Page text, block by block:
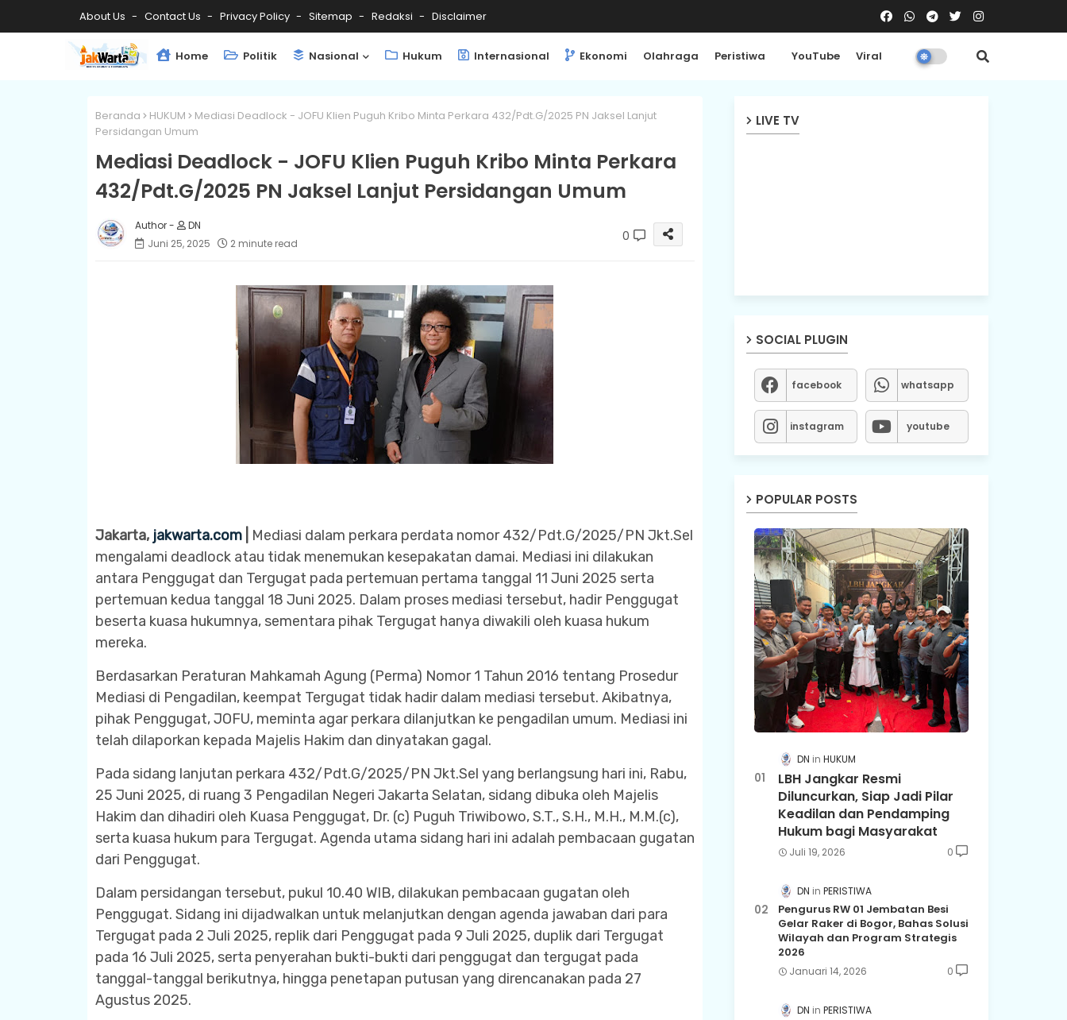
About Us Contact Us Privacy Policy Sitemap Redaksi Disclaimer
Home Politik Nasional Hukum Internasional Ekonomi Olahraga Peristiwa YouTube Viral
Beranda HUKUM
Mediasi Deadlock - JOFU Klien Puguh Kribo Minta Perkara 432/Pdt.G/2025 PN Jaksel Lanjut
Persidangan Umum
Mediasi Deadlock - JOFU Klien Puguh Kribo Minta Perkara
432/Pdt.G/2025 PN Jaksel Lanjut Persidangan Umum
DN
Juni 25, 2025
2 minute read 0
Jakarta, jakwarta.com|
Mediasi dalam perkara perdata nomor 432/Pdt.G/2025/PN Jkt.Sel
mengalami deadlock atau tidak menemukan kesepakatan damai. Mediasi ini dilakukan
antara Penggugat dan Tergugat pada pertemuan pertama tanggal 11 Juni 2025 serta
pertemuan kedua tanggal 18 Juni 2025. Dalam proses mediasi tersebut, hadir Penggugat
beserta kuasa hukumnya, sementara pihak Tergugat hanya diwakili oleh kuasa hukum
mereka.
Berdasarkan Peraturan Mahkamah Agung (Perma) Nomor 1 Tahun 2016 tentang Prosedur
Mediasi di Pengadilan, keempat Tergugat tidak hadir dalam mediasi tersebut. Akibatnya,
pihak Penggugat, JOFU, meminta agar perkara dilanjutkan ke pengadilan umum. Mediasi ini
telah dilaporkan kepada Majelis Hakim dan dinyatakan gagal.
Pada sidang lanjutan perkara 432/Pdt.G/2025/PN Jkt.Sel yang berlangsung hari ini, Rabu,
25 Juni 2025, di ruang 3 Pengadilan Negeri Jakarta Selatan, sidang dibuka oleh Majelis
Hakim dan dihadiri oleh Kuasa Penggugat, Dr. (c) Puguh Triwibowo, S.T., S.H., M.H., M.M.(c),
serta kuasa hukum para Tergugat. Agenda utama sidang hari ini adalah pembacaan gugatan
dari Penggugat.
Dalam persidangan tersebut, pukul 10.40 WIB, dilakukan pembacaan gugatan oleh
Penggugat. Sidang ini dijadwalkan untuk melanjutkan dengan agenda jawaban dari para
Tergugat pada 2 Juli 2025, replik dari Penggugat pada 9 Juli 2025, duplik dari Tergugat
pada 16 Juli 2025, serta penyerahan bukti-bukti dari penggugat dan tergugat pada
tanggal-tanggal berikutnya, hingga penetapan putusan yang direncanakan pada 27
Agustus 2025.
LIVE TV
SOCIAL PLUGIN
facebook whatsapp
instagram youtube
POPULAR POSTS
DN HUKUM
LBH Jangkar Resmi
Diluncurkan, Siap Jadi Pilar
Keadilan dan Pendamping
Hukum bagi Masyarakat
Juli 19, 2026 0
DN PERISTIWA
Pengurus RW 01 Jembatan Besi
Gelar Raker di Bogor, Bahas Solusi
Wilayah dan Program Strategis
2026
Januari 14, 2026 0
DN PERISTIWA